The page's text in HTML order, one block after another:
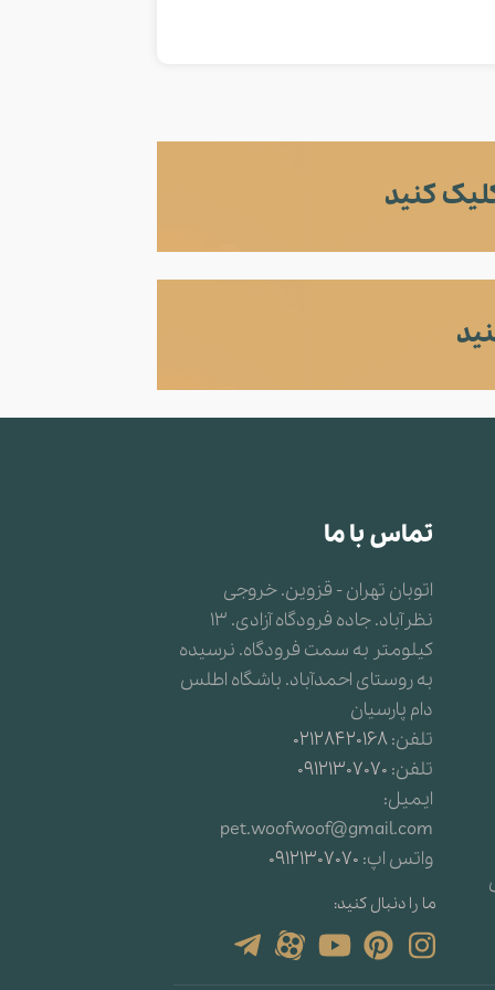
کنید
تماس با ما
اتوبان تهران - قزوین. خروجی
نظرآباد. جاده فرودگاه آزادی. 13
کیلومتر به سمت فرودگاه. نرسیده
به روستای احمدآباد. باشگاه اطلس
دام پارسیان
تلفن:02128420168
تلفن: 09121307070
ایمیل:
pet.woofwoof@gmail.com
واتس اپ: 09121307070
ما را دنبال کنید: